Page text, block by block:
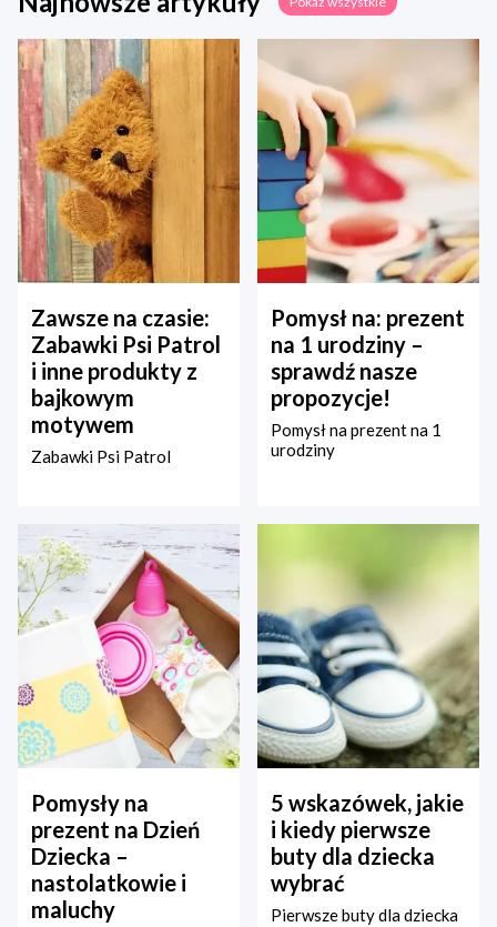
Zawsze na czasie:
Zabawki Psi Patrol
i inne produkty z
bajkowym
motywem
Zabawki Psi Patrol
Pomysł na: prezent
na 1 urodziny –
sprawdź nasze
propozycje!
Pomysł na prezent na 1
urodziny
Pomysły na
prezent na Dzień
Dziecka –
nastolatkowie i
maluchy
5 wskazówek, jakie
i kiedy pierwsze
buty dla dziecka
wybrać
Pierwsze buty dla dziecka